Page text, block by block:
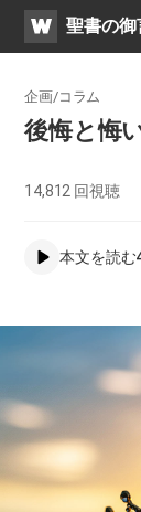
WATV聖書の御
企画/コラム
後悔と悔
14,812 回視聴
本文を読む